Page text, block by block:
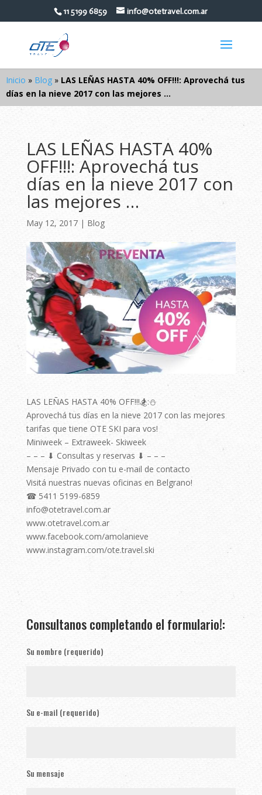
11 5199 6859 info@otetravel.com.ar
Inicio » Blog » LAS LEÑAS HASTA 40% OFF!!!: Aprovechá tus
días en la nieve 2017 con las mejores …
LAS LEÑAS HASTA 40%
OFF!!!: Aprovechá tus
días en la nieve 2017 con
las mejores …
May 12, 2017| Blog
LAS LEÑAS HASTA 40% OFF!!!🏂:⛄
Aprovechá tus días en la nieve 2017 con las mejores
tarifas que tiene OTE SKI para vos!
Miniweek – Extraweek- Skiweek
– – – ⬇ Consultas y reservas ⬇ – – – ⠀⠀⠀
Mensaje Privado con tu e-mail de contacto⠀⠀⠀
Visitá nuestras nuevas oficinas en Belgrano!⠀⠀⠀
☎ 5411 5199-6859⠀⠀
info@otetravel.com.ar⠀⠀⠀
www.otetravel.com.ar⠀⠀⠀
www.facebook.com/amolanieve ⠀⠀⠀
www.instagram.com/ote.travel.ski
Consultanos completando el formulario!:
Su nombre (requerido)
Su e-mail (requerido)
Su mensaje